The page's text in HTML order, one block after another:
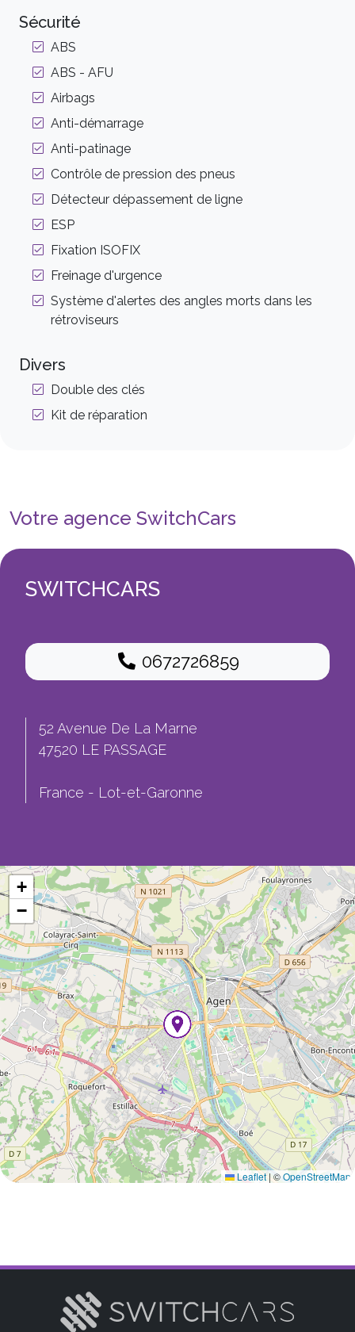
Sécurité
ABS
ABS - AFU
Airbags
Anti-démarrage
Anti-patinage
Contrôle de pression des pneus
Détecteur dépassement de ligne
ESP
Fixation ISOFIX
Freinage d'urgence
Système d'alertes des angles morts dans les
rétroviseurs
Divers
Double des clés
Kit de réparation
Votre agence SwitchCars
SWITCHCARS
0672726859
52 Avenue De La Marne
47520 LE PASSAGE
France - Lot-et-Garonne
+
−
Leaflet|©OpenStreetMap